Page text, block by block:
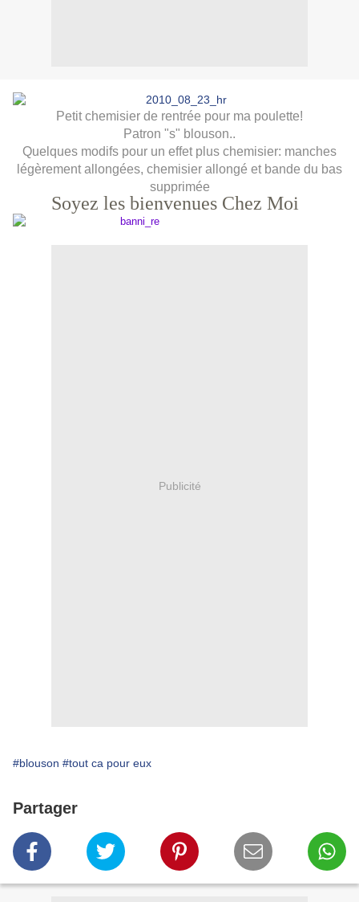
Petit chemisier de rentrée pour ma poulette!
Patron "s" blouson..
Quelques modifs pour un effet plus chemisier: manches
légèrement allongées, chemisier allongé et bande du bas
supprimée
Soyez les bienvenues Chez Moi
Publicité
#blouson #tout ca pour eux
Partager